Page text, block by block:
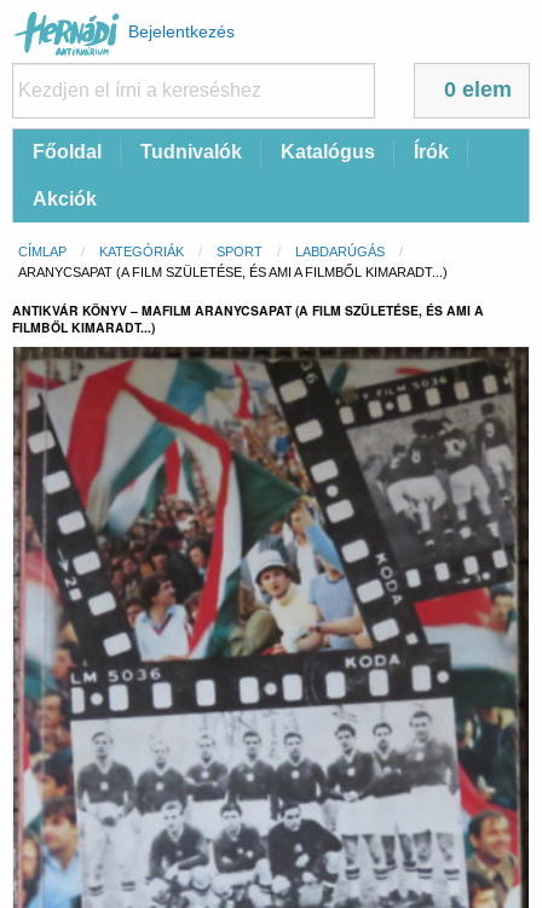
Felhasználói
fiók
menüje
Bejelentkezés
0 elem
FőFőoldal Tudnivalók Katalógus Írók
Akciók
Morzsa
CÍMLAP KATEGÓRIÁK SPORT
LABDARÚGÁS
CURRENT:
ARANYCSAPAT (A FILM SZÜLETÉSE, ÉS AMI A FILMBŐL KIMARADT...)
ANTIKVÁR KÖNYV – MAFILM ARANYCSAPAT (A FILM SZÜLETÉSE, ÉS AMI A
FILMBŐL KIMARADT...)